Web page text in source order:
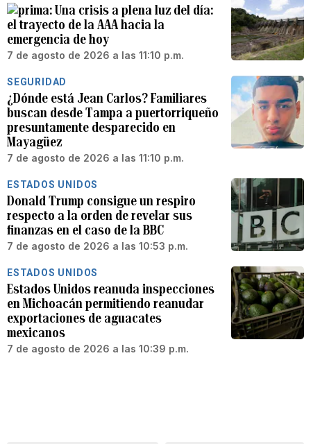
Una crisis a plena luz del día:
el trayecto de la AAA hacia la
emergencia de hoy
7 de agosto de 2026 a las 11:10 p.m.
SEGURIDAD
¿Dónde está Jean Carlos? Familiares
buscan desde Tampa a puertorriqueño
presuntamente desparecido en
Mayagüez
7 de agosto de 2026 a las 11:10 p.m.
ESTADOS UNIDOS
Donald Trump consigue un respiro
respecto a la orden de revelar sus
finanzas en el caso de la BBC
7 de agosto de 2026 a las 10:53 p.m.
ESTADOS UNIDOS
Estados Unidos reanuda inspecciones
en Michoacán permitiendo reanudar
exportaciones de aguacates
mexicanos
7 de agosto de 2026 a las 10:39 p.m.